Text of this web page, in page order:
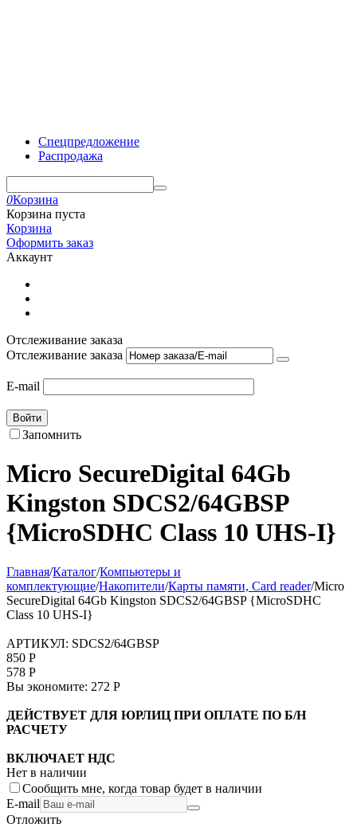
Спецпредложение
Распродажа
0Корзина
Корзина пуста
Корзина
Оформить заказ
Аккаунт
Отслеживание заказа
Отслеживание заказа
E-mail
Войти
Запомнить
Micro SecureDigital 64Gb
Kingston SDCS2/64GBSP
{MicroSDHC Class 10 UHS-I}
Главная/Каталог/Компьютеры и
комплектующие/Накопители/Карты памяти, Card reader/Micro
SecureDigital 64Gb Kingston SDCS2/64GBSP {MicroSDHC
Class 10 UHS-I}
АРТИКУЛ: SDCS2/64GBSP
850 Р
578 Р
Вы экономите: 272 Р
ДЕЙСТВУЕТ ДЛЯ ЮРЛИЦ ПРИ ОПЛАТЕ ПО Б/Н
РАСЧЕТУ
ВКЛЮЧАЕТ НДС
Нет в наличии
Сообщить мне, когда товар будет в наличии
E-mail
Отложить